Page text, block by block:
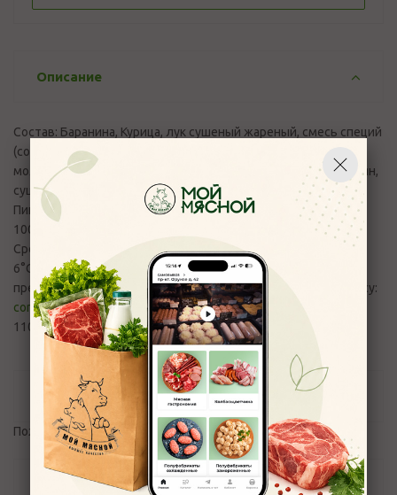
Описание
Состав: Баранина, Курица, лук сушеный жареный, смесь специй
(соль поваренная пищевая, зелень сушеная, перец черный
молотый, лавровый лист, паприка сладкая, кориандр, тимьян,
сушеные овощи морковь, зелень петрушки).
Пищевая и энергетическая ценность (средние значения)
100 г: Б-12,12г, Ж-22,59 г, У-5,24., 266,63 ккал/1116 кДж
Срок годности: 12 часов. Хранить при температуре от 2 до
6°С, при влажности воздуха не более 75%. Вопросы и
претензии по качеству продукции принимаются по эл.адресу:
control_moymyasnoy76@mail.ruи телефону +7(4852) 700-
110
Отзывы
Пожалуйста, авторизуйтесь, чтобы оставить отзыв.
Задать вопрос